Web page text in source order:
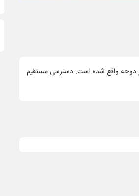
دوحه واقع شده است. دسترسی مستقیم